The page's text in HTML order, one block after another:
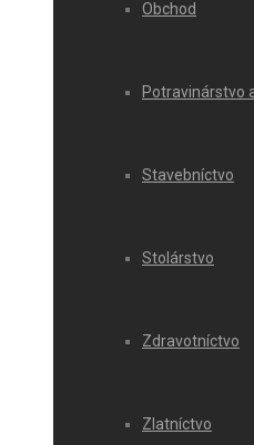
Obchod
Potravinárstvo
Stavebníctvo
Stolárstvo
Zdravotníctvo
Zlatníctvo